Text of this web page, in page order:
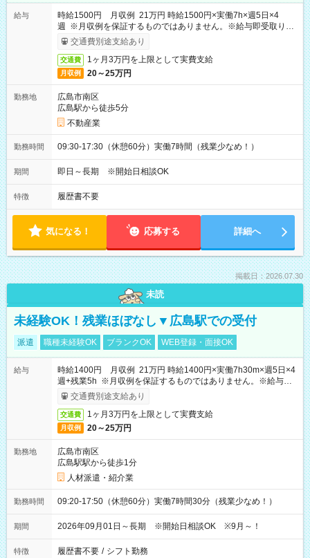
給与
時給1500円 月収例 21万円 時給1500円×実働7h×週5日×4
週 ※月収例を保証するものではありません。※給与即受取りサ
ービス利用可（利用条件有）
交通費別途支給あり
交通費 1ヶ月3万円を上限として実費支給
月収例 20～25万円
勤務地
広島市南区
広島駅から徒歩5分
不動産業
勤務時間 09:30-17:30（休憩60分）実働7時間（残業少なめ！）
期間 即日～長期 ※開始日相談OK
特徴 履歴書不要
気になる！ 応募する 詳細へ
掲載日：2026.07.30
未読
未経験OK！残業ほぼなし▼広島駅での受付
派遣 職種未経験OK ブランクOK WEB登録・面接OK
給与
時給1400円 月収例 21万円 時給1400円×実働7h30m×週5日×4
週+残業5h ※月収例を保証するものではありません。※給与即
受取りサービス利用可（利用条件有）
交通費別途支給あり
交通費 1ヶ月3万円を上限として実費支給
月収例 20～25万円
勤務地
広島市南区
広島駅駅から徒歩1分
人材派遣・紹介業
勤務時間 09:20-17:50（休憩60分）実働7時間30分（残業少なめ！）
期間 2026年09月01日～長期 ※開始日相談OK ※9月～！
特徴 履歴書不要 / シフト勤務